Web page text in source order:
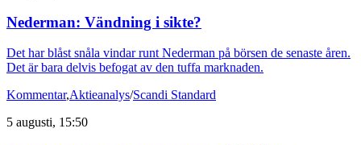
Nederman: Vändning i sikte?
Det har blåst snåla vindar runt Nederman på börsen de senaste åren.
Det är bara delvis befogat av den tuffa marknaden.
Kommentar,Aktieanalys/Scandi Standard
5 augusti, 15:50